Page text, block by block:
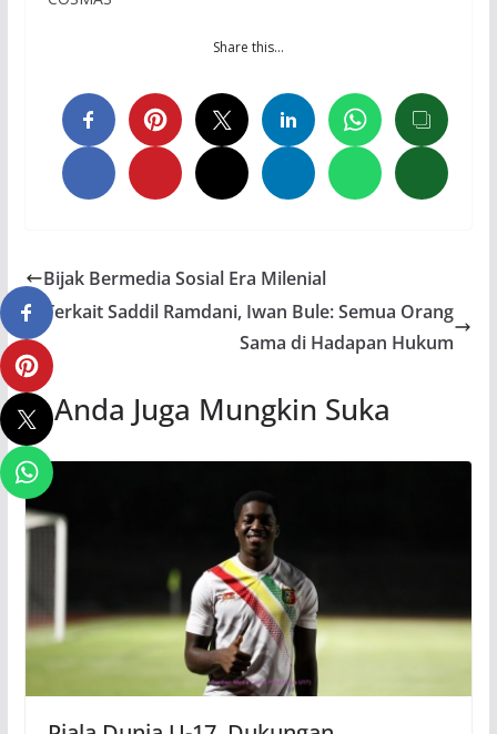
Share this…
Bijak Bermedia Sosial Era Milenial
Terkait Saddil Ramdani, Iwan Bule: Semua Orang
Sama di Hadapan Hukum
Anda Juga Mungkin Suka